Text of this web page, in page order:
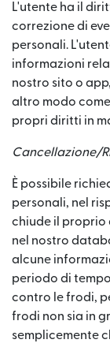
L'utente ha il
correzione di
personali.
informazioni
nostro sito o
altro modo
propri diritti in
Cancellazione/
È possibile
personali, nel
chiude il proprio
nel nostro
alcune
periodo di
contro le frodi,
frodi non sia in
semplicemente